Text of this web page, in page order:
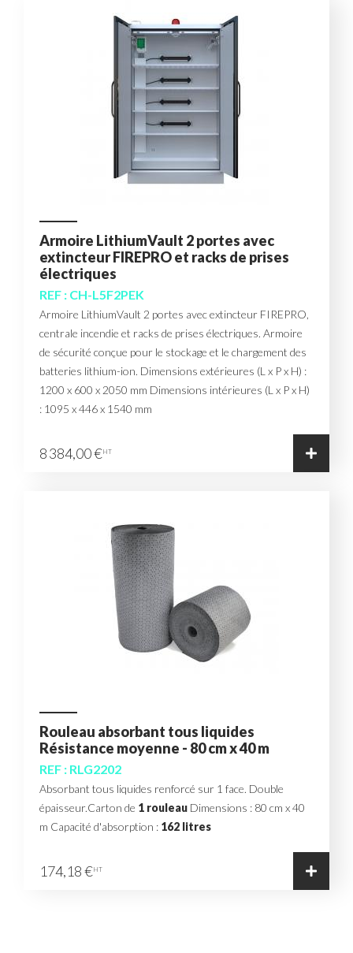
Armoire LithiumVault 2 portes avec
extincteur FIREPRO et racks de prises
électriques
REF : CH-L5F2PEK
Armoire LithiumVault 2 portes avec extincteur FIREPRO,
centrale incendie et racks de prises électriques. Armoire
de sécurité conçue pour le stockage et le chargement des
batteries lithium-ion. Dimensions extérieures (L x P x H) :
1200 x 600 x 2050 mm Dimensions intérieures (L x P x H)
: 1095 x 446 x 1540 mm
8 384,00 €HT
Rouleau absorbant tous liquides
Résistance moyenne - 80 cm x 40 m
REF : RLG2202
Absorbant tous liquides renforcé sur 1 face. Double
épaisseur.Carton de 1 rouleau Dimensions : 80 cm x 40
m Capacité d'absorption : 162 litres
174,18 €HT